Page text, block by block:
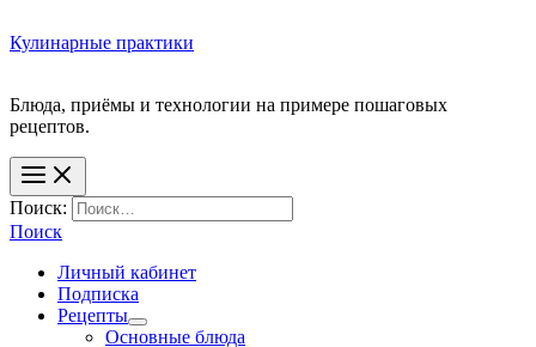
Кулинарные практики
Блюда, приёмы и технологии на примере пошаговых
Поиск:
Поиск
Личный кабинет
Подписка
Рецепты
Основные блюда